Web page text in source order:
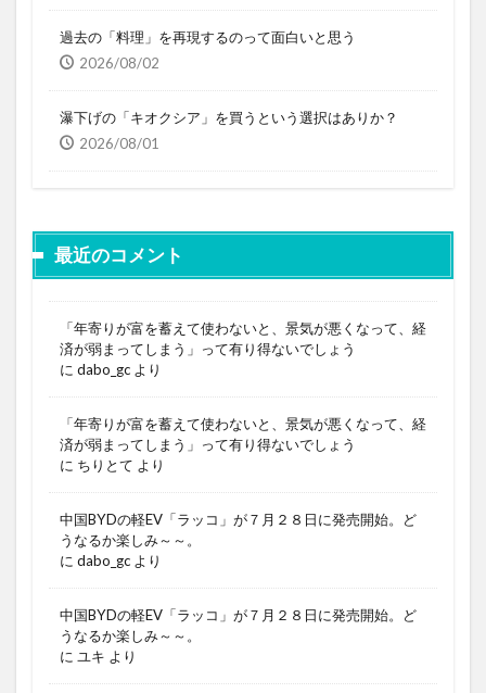
過去の「料理」を再現するのって面白いと思う
2026/08/02
瀑下げの「キオクシア」を買うという選択はありか？
2026/08/01
最近のコメント
「年寄りが富を蓄えて使わないと、景気が悪くなって、経
済が弱まってしまう」って有り得ないでしょう
に dabo_gc より
「年寄りが富を蓄えて使わないと、景気が悪くなって、経
済が弱まってしまう」って有り得ないでしょう
に ちりとて より
中国BYDの軽EV「ラッコ」が７月２８日に発売開始。ど
うなるか楽しみ～～。
に dabo_gc より
中国BYDの軽EV「ラッコ」が７月２８日に発売開始。ど
うなるか楽しみ～～。
に ユキ より